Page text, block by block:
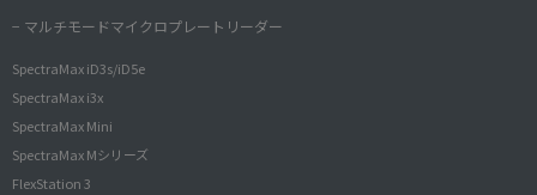
− マルチモードマイクロプレートリーダー
SpectraMax iD3s/iD5e
SpectraMax i3x
SpectraMax Mini
SpectraMax Mシリーズ
FlexStation 3